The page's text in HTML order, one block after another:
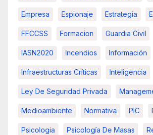
Empresa Espionaje Estrategia
FFCCSS Formacion Guardia Civil
IASN2020 Incendios Información
Infraestructuras Críticas Inteligencia
Ley De Seguridad Privada
Medioambiente Normativa PIC
Psicologia Psicología De Masas